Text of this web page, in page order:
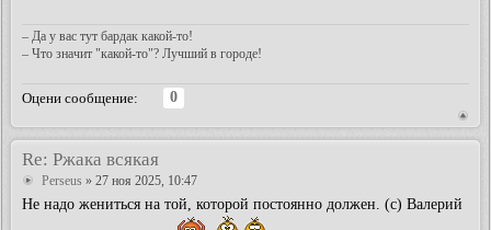
– Да у вас тут бардак какой-то!
– Что значит "какой-то"? Лучший в городе!
Оцени сообщение:
0
Re: Ржака всякая
Perseus » 27 ноя 2025, 10:47
Не надо жениться на той, которой постоянно должен. (с) Валерий